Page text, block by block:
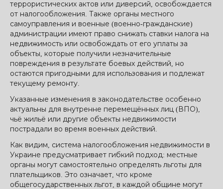
террористических актов или диверсий, освобождается
от налогообложения. Также органы местного
самоуправления и военные (военно-гражданские)
администрации имеют право снижать ставки налога на
недвижимость или освобождать от его уплаты за
объекты, которые получили незначительные
повреждения в результате боевых действий, но
остаются пригодными для использования и подлежат
текущему ремонту.
Указанные изменения в законодательстве особенно
актуальны для внутренне перемещённых лиц (ВПО),
чьё жильё или другие объекты недвижимости
пострадали во время военных действий.
Как видим, система налогообложения недвижимости в
Украине предусматривает гибкий подход: местные
органы могут самостоятельно определять льготы для
плательщиков. Это означает, что кроме
общегосударственных льгот, в каждой общине могут